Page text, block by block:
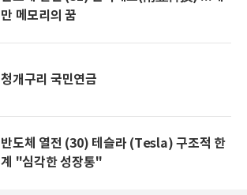
만 메모리의 꿈
청개구리 국민연금
반도체 열전 (30) 테슬라 (Tesla) 구조적 한
계 "심각한 성장통"